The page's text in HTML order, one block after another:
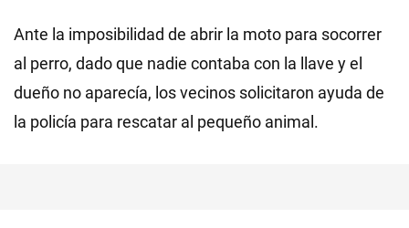
Ante la imposibilidad de abrir la moto para socorrer
al perro, dado que nadie contaba con la llave y el
dueño no aparecía, los vecinos solicitaron ayuda de
la policía para rescatar al pequeño animal.